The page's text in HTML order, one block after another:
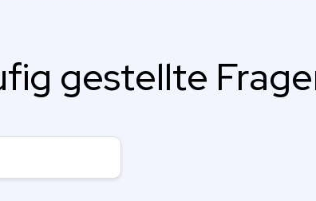
gestellte